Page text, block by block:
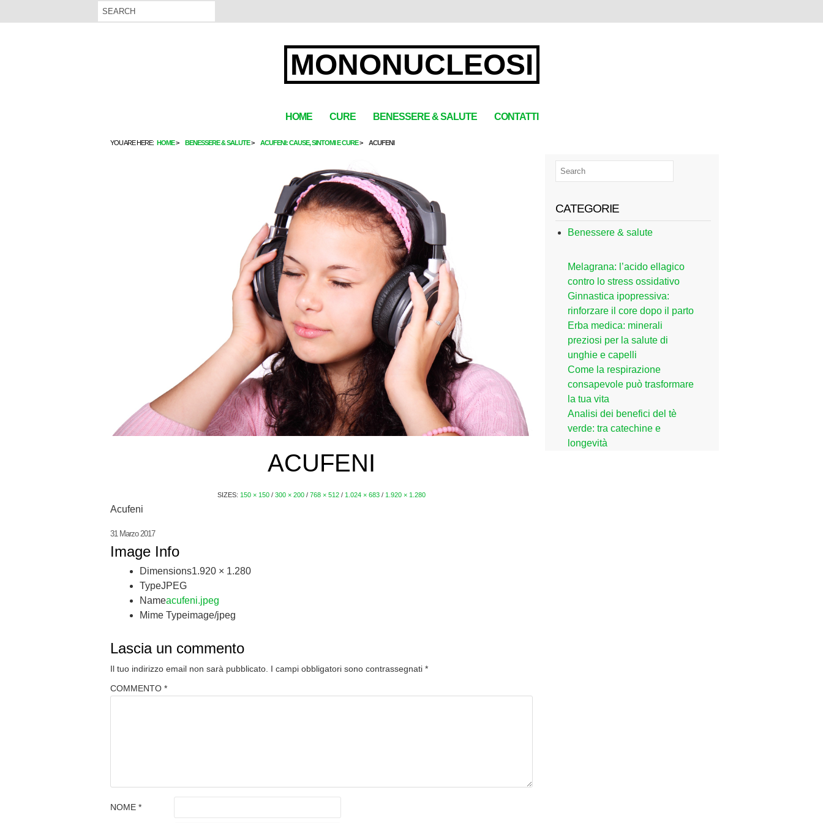
MONONUCLEOSI
HOME CURE BENESSERE & SALUTE CONTATTI
YOU ARE HERE: HOME BENESSERE & SALUTE ACUFENI: CAUSE, SINTOMI E CURE ACUFENI
ACUFENI
SIZES: 150 × 150 / 300 × 200 / 768 × 512 / 1.024 × 683 / 1.920 × 1.280
Acufeni
31 Marzo 2017
Image Info
Dimensions1.920 × 1.280
TypeJPEG
Nameacufeni.jpeg
Mime Typeimage/jpeg
Lascia un commento
Il tuo indirizzo email non sarà pubblicato. I campi obbligatori sono contrassegnati *
COMMENTO *
NOME *
CATEGORIE
Benessere & salute
Melagrana: l’acido ellagico
contro lo stress ossidativo
Ginnastica ipopressiva:
rinforzare il core dopo il parto
Erba medica: minerali
preziosi per la salute di
unghie e capelli
Come la respirazione
consapevole può trasformare
la tua vita
Analisi dei benefici del tè
verde: tra catechine e
longevità